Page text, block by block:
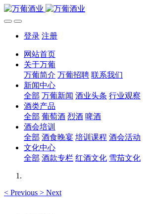
登录 注册
网站首页
关于万葡
万葡简介 万葡招聘 联系我们
新闻中心
全部 万葡新闻 酒业头条 行业观察
酒类产品
全部 葡萄酒 烈酒 啤酒
酒会培训
全部 酒食晚宴 培训课程 酒会活动
文化中心
全部 酒款专栏 红酒文化 雪茄文化
< Previous > Next